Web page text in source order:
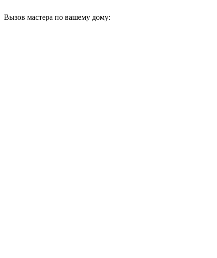
Вызов мастера по вашему дому: